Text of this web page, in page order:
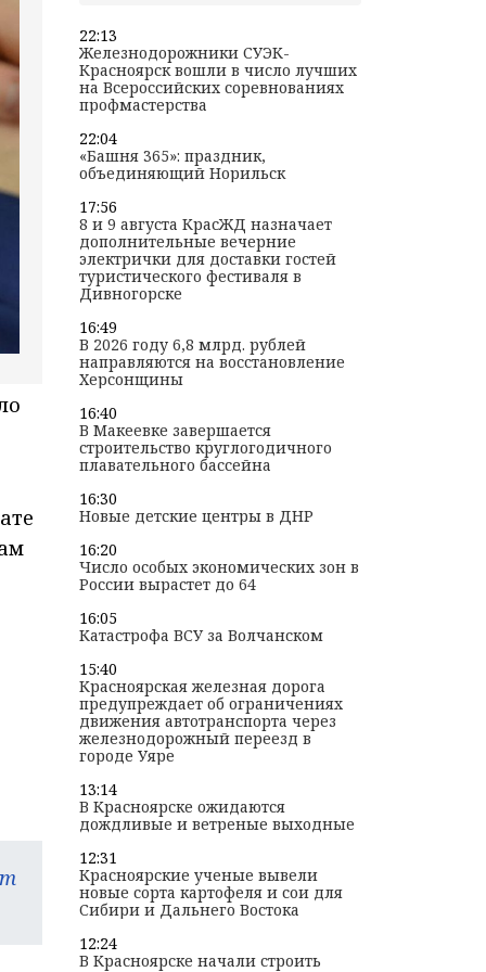
22:13
Железнодорожники СУЭК-
Красноярск вошли в число лучших
на Всероссийских соревнованиях
профмастерства
22:04
«Башня 365»: праздник,
объединяющий Норильск
17:56
8 и 9 августа КрасЖД назначает
дополнительные вечерние
электрички для доставки гостей
туристического фестиваля в
Дивногорске
16:49
В 2026 году 6,8 млрд. рублей
направляются на восстановление
Херсонщины
16:40
В Макеевке завершается
строительство круглогодичного
плавательного бассейна
16:30
Новые детские центры в ДНР
16:20
Число особых экономических зон в
России вырастет до 64
16:05
Катастрофа ВСУ за Волчанском
15:40
Красноярская железная дорога
предупреждает об ограничениях
движения автотранспорта через
железнодорожный переезд в
городе Уяре
13:14
В Красноярске ожидаются
дождливые и ветреные выходные
12:31
Красноярские ученые вывели
новые сорта картофеля и сои для
Сибири и Дальнего Востока
12:24
В Красноярске начали строить